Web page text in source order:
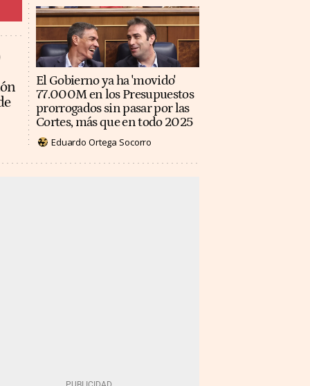
El Gobierno ya ha 'movido'
77.000M en los Presupuestos
prorrogados sin pasar por las
Cortes, más que en todo 2025
Eduardo Ortega Socorro